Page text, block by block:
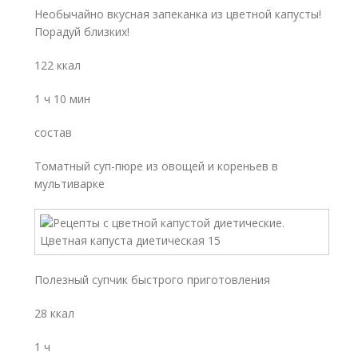
Необычайно вкусная запеканка из цветной капусты!
Порадуй близких!
122 ккал
1 ч 10 мин
состав
Томатный суп-пюре из овощей и кореньев в
мультиварке
Полезный супчик быстрого приготовления
28 ккал
1 ч